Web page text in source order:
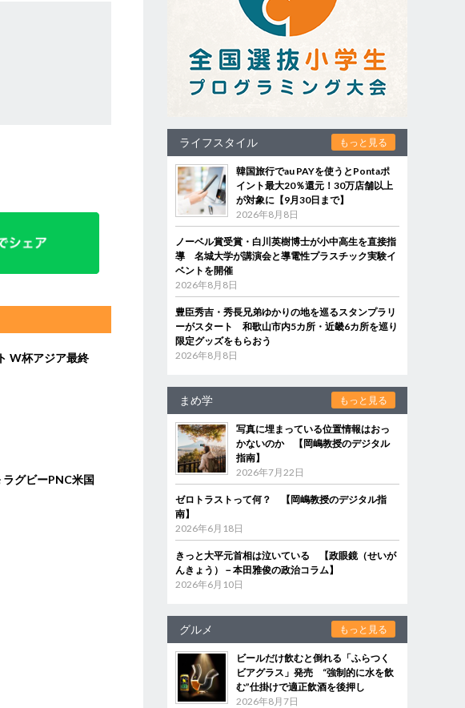
W杯アジア最終
グビーPNC米国
ライフスタイル もっと見る
韓国旅行でau PAYを使うとPontaポ
イント最大20％還元！30万店舗以上
が対象に【9月30日まで】
2026年8月8日
ノーベル賞受賞・白川英樹博士が小中高生を直接指
導 名城大学が講演会と導電性プラスチック実験イ
ベントを開催
2026年8月8日
豊臣秀吉・秀長兄弟ゆかりの地を巡るスタンプラリ
ーがスタート 和歌山市内5カ所・近畿6カ所を巡り
限定グッズをもらおう
2026年8月8日
まめ学 もっと見る
写真に埋まっている位置情報はおっ
かないのか 【岡嶋教授のデジタル
指南】
2026年7月22日
ゼロトラストって何？ 【岡嶋教授のデジタル指
南】
2026年6月18日
きっと大平元首相は泣いている 【政眼鏡（せいが
んきょう）－本田雅俊の政治コラム】
2026年6月10日
グルメ もっと見る
ビールだけ飲むと倒れる「ふらつく
ビアグラス」発売 “強制的に水を飲
む”仕掛けで適正飲酒を後押し
2026年8月7日